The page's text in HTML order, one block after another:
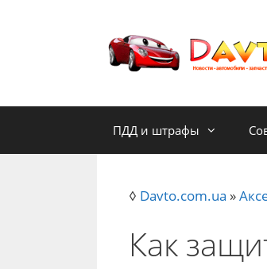
ПДД и штрафы
◊ Davto.com.ua »
Как